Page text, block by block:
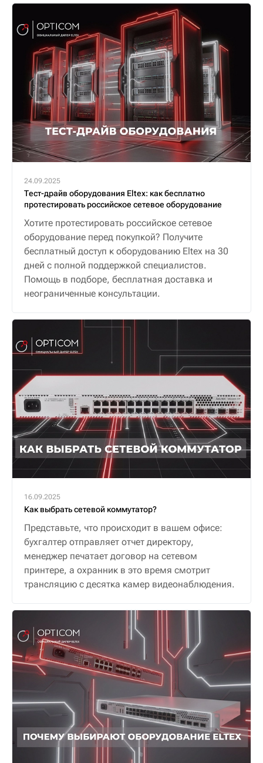
24.09.2025
Тест-драйв оборудования Eltex: как бесплатно
протестировать российское сетевое оборудование
Хотите протестировать российское сетевое
оборудование перед покупкой? Получите
бесплатный доступ к оборудованию Eltex на 30
дней с полной поддержкой специалистов.
Помощь в подборе, бесплатная доставка и
неограниченные консультации.
16.09.2025
Как выбрать сетевой коммутатор?
Представьте, что происходит в вашем офисе:
бухгалтер отправляет отчет директору,
менеджер печатает договор на сетевом
принтере, а охранник в это время смотрит
трансляцию с десятка камер видеонаблюдения.